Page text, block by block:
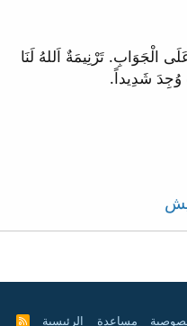
الْجَوَابِ. تَرْنِيمَةٌ اَللهُ لَنَا
وُجِدَ شَدِيداً.
مساعدة الرئيسية R